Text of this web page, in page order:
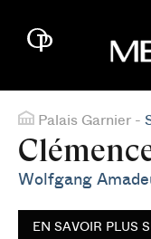
Palais Garnier -
Wolfgang
EN SAVOIR PLUS